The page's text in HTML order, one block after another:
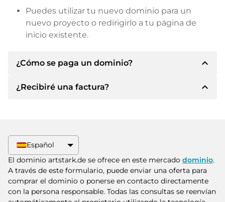
Puedes utilizar tu nuevo dominio para un
nuevo proyecto o redirigirlo a tu página de
inicio existente.
¿Cómo se paga un dominio? expand_less
Tras llegar a un acuerdo, el propietario le
Paypal u otros métodos de pago.
Indique siempre el nombre de dominio y el
número de factura al realizar la transferencia.
¿Recibiré una factura? expand_less
superiores, también recibirá un contrato de
compra adicional si lo solicita.
Español
El dominio artstark.de se ofrece en este mercado dominio.
A través de este formulario, puede enviar una oferta para
comprar el dominio o ponerse en contacto directamente
con la persona responsable. Todas las consultas se reenvían